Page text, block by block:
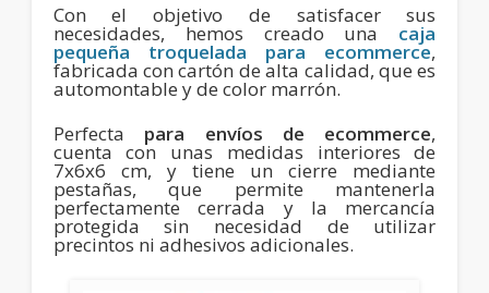
Con el objetivo de satisfacer sus
necesidades, hemos creado una caja
pequeña troquelada para ecommerce,
fabricada con cartón de alta calidad, que es
automontable y de color marrón.
Perfecta para envíos de ecommerce,
cuenta con unas medidas interiores de
7x6x6 cm, y tiene un cierre mediante
pestañas, que permite mantenerla
perfectamente cerrada y la mercancía
protegida sin necesidad de utilizar
precintos ni adhesivos adicionales.